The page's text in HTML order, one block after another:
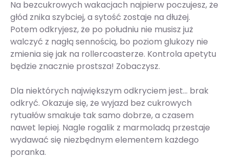
Na bezcukrowych wakacjach najpierw poczujesz, że
głód znika szybciej, a sytość zostaje na dłużej.
Potem odkryjesz, że po południu nie musisz już
walczyć z nagłą sennością, bo poziom glukozy nie
zmienia się jak na rollercoasterze. Kontrola apetytu
będzie znacznie prostsza! Zobaczysz.
Dla niektórych największym odkryciem jest… brak
odkryć. Okazuje się, że wyjazd bez cukrowych
rytuałów smakuje tak samo dobrze, a czasem
nawet lepiej. Nagle rogalik z marmoladą przestaje
wydawać się niezbędnym elementem każdego
poranka.